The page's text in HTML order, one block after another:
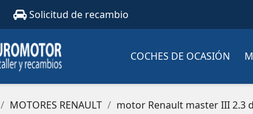
Solicitud de recambio
COCHES DE OCASIÓN
MOTORES RENAULT motor Renault master III 2.3